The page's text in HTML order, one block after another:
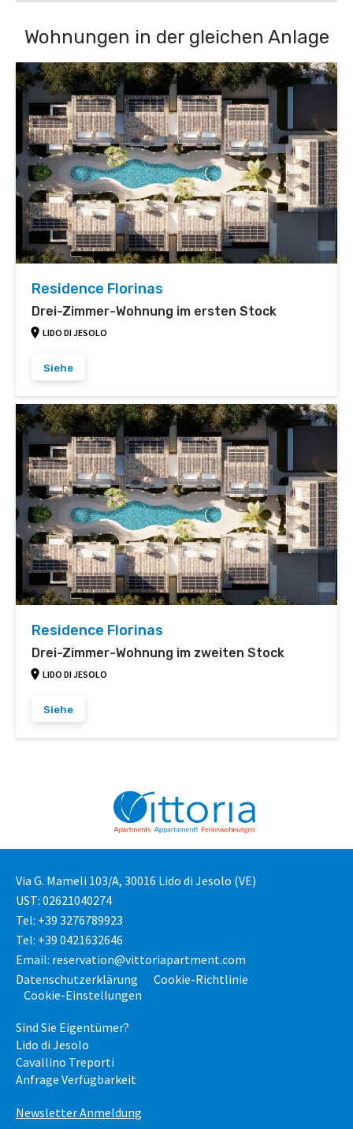
Wohnungen in der gleichen Anlage
Residence Florinas
Drei-Zimmer-Wohnung im ersten Stock
LIDO DI JESOLO
Siehe
Residence Florinas
Drei-Zimmer-Wohnung im zweiten Stock
LIDO DI JESOLO
Siehe
Via G. Mameli 103/A, 30016 Lido di Jesolo (VE)
UST: 02621040274
Tel: +39 3276789923
Tel: +39 0421632646
Email: reservation@vittoriapartment.com
Datenschutzerklärung
Cookie-Richtlinie
Cookie-Einstellungen
Sind Sie Eigentümer?
Lido di Jesolo
Cavallino Treporti
Anfrage Verfügbarkeit
Newsletter Anmeldung